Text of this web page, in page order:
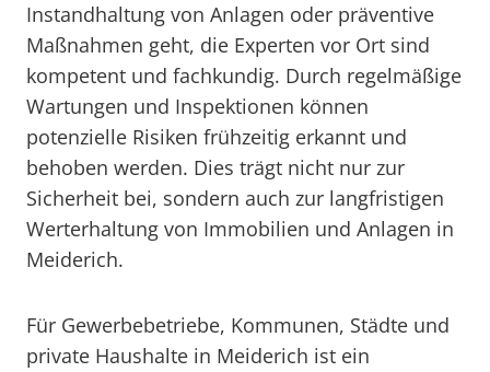
Instandhaltung von Anlagen oder präventive
Maßnahmen geht, die Experten vor Ort sind
kompetent und fachkundig. Durch regelmäßige
Wartungen und Inspektionen können
potenzielle Risiken frühzeitig erkannt und
behoben werden. Dies trägt nicht nur zur
Sicherheit bei, sondern auch zur langfristigen
Werterhaltung von Immobilien und Anlagen in
Meiderich.
Für Gewerbebetriebe, Kommunen, Städte und
private Haushalte in Meiderich ist ein